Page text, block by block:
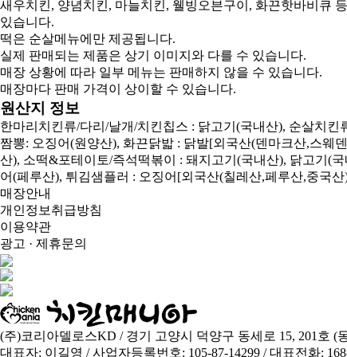
새우치킨, 양념치킨, 마늘치킨, 웰빙오븐구이, 화끈핫바비큐
있습니다.
떡은 순살메뉴에만 제공됩니다.
실제 판매되는 제품은 상기 이미지와 다를 수 있습니다.
매장 상황에 따라 일부 메뉴는 판매하지 않을 수 있습니다.
매장마다 판매 가격이 상이할 수 있습니다.
원산지 정보
한마리치킨류/다리/날개/치킨칩스 : 닭고기(국내산), 순살치
짬뽕: 오징어(원양산), 화끈닭밟 : 닭발[외국산(덴마크산,스웨
산), 소떡&포테이토/즉석떡볶이 : 돼지고기(국내산), 닭고기(
어(페루산), 튀김샘플러 : 오징어[외국산(칠레산,페루산,중국산
매장안내
개인정보취급방침
이용약관
광고 · 제휴문의
(주)코리아델로스KD / 경기 고양시 덕양구 동세로 15, 201호 (
대표자: 이길영 / 사업자등록번호: 105-87-14299 / 대표전화: